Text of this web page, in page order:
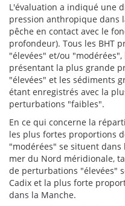
L'évaluation a indiqué une
pression anthropique dans
pêche en contact avec le
profondeur). Tous les BHT
"élevées" et/ou
présentant la plus grande
"élevées" et les sédiments
étant enregistrés avec la
perturbations "faibles".
En ce qui concerne la
les plus fortes proportions
"modérées" se situent dans
mer du Nord méridionale,
de perturbations "élevées"
Cadix et la plus forte
dans la Manche.